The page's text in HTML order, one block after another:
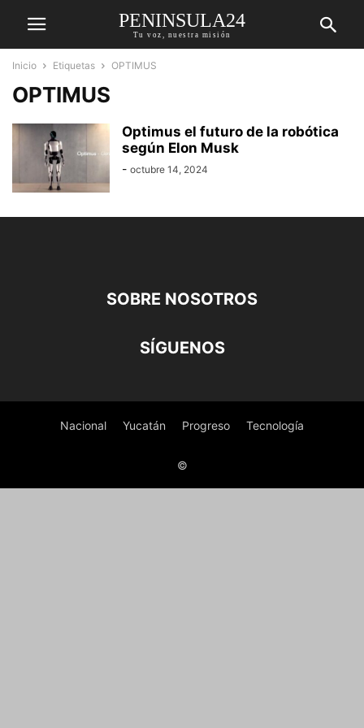
PENINSULA24
Tu voz, nuestra misión
Inicio Etiquetas OPTIMUS
OPTIMUS
Optimus el futuro de la robótica
según Elon Musk
- octubre 14, 2024
SOBRE NOSOTROS
SÍGUENOS
Nacional Yucatán Progreso Tecnología
©